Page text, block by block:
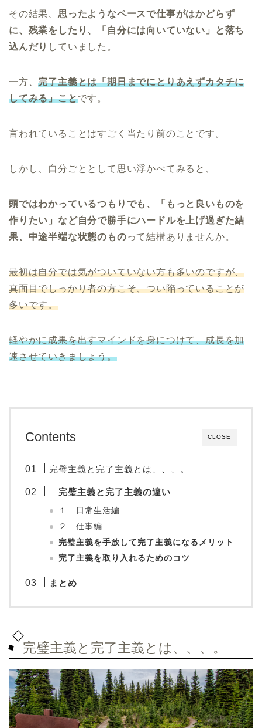
その結果、 思ったようなペースで仕事がはかどらず
に、残業をしたり、「自分には向いていない」と落ち
込んだり していました。
一方、完了主義とは「期日までにとりあえずカタチに
してみる」ことです。
言われていることはすごく当たり前のことです。
しかし、自分ごととして思い浮かべてみると、
頭ではわかっているつもりでも、「もっと良いものを
作りたい」など自分で勝手にハードルを上げ過ぎた結
果、中途半端な状態のものって結構ありませんか。
最初は自分では気がついていない方も多いのですが、
真面目でしっかり者の方こそ、つい陥っていることが
多いです。
軽やかに成果を出すマインドを身につけて、成長を加
速させていきましょう。
CLOSE
Contents
完璧主義と完了主義とは、、、。
完璧主義と完了主義の違い
１ 日常生活編
２ 仕事編
完璧主義を手放して完了主義になるメリット
完了主義を取り入れるためのコツ
まとめ
完璧主義と完了主義とは、、、。